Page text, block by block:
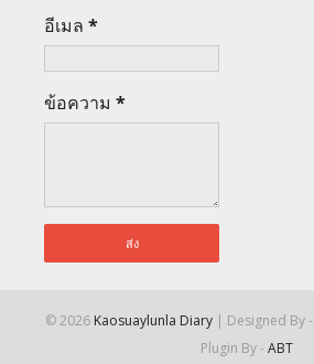
อีเมล *
ข้อความ *
©2026 Kaosuaylunla Diary| Designed By -
Plugin By -ABT